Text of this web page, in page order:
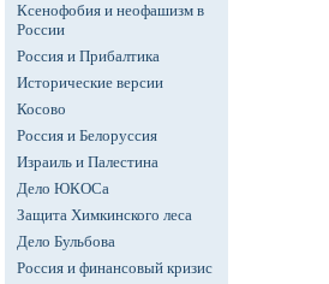
Ксенофобия и неофашизм в
России
Россия и Прибалтика
Исторические версии
Косово
Россия и Белоруссия
Израиль и Палестина
Дело ЮКОСа
Защита Химкинского леса
Дело Бульбова
Россия и финансовый кризис